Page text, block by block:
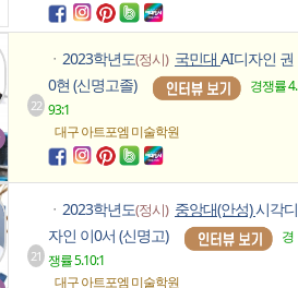
22
ㆍ 2023학년도(정시) 국민대 AI디자인 권
0현 (신명고졸)
경쟁률 4.
93:1
대구 아트포엠미술학원
21
ㆍ 2023학년도(정시) 중앙대(안성)시각디
자인 이0서 (신명고)
경
쟁률 5.10:1
대구 아트포엠미술학원